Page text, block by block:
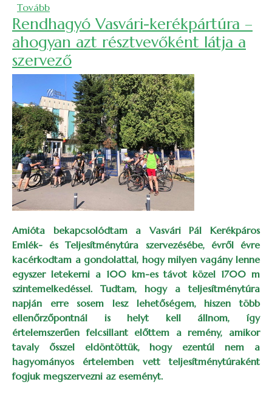
Tovább(Munkácsy kiállítás Hajdúszoboszlón)
Rendhagyó Vasvári-kerékpártúra –
ahogyan azt résztvevőként látja a
szervező
Amióta bekapcsolódtam a Vasvári Pál Kerékpáros
Emlék- és Teljesítménytúra szervezésébe, évről évre
kacérkodtam a gondolattal, hogy milyen vagány lenne
egyszer letekerni a 100 km-es távot közel 1700 m
szintemelkedéssel. Tudtam, hogy a teljesítménytúra
napján erre sosem lesz lehetőségem, hiszen több
ellenőrzőpontnál is helyt kell állnom, így
értelemszerűen felcsillant előttem a remény, amikor
tavaly ősszel eldöntöttük, hogy ezentúl nem a
hagyományos értelemben vett teljesítménytúraként
fogjuk megszervezni az eseményt.